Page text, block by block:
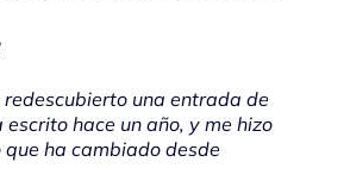
redescubierto una entrada de
hace un año, y me hizo
que ha cambiado desde